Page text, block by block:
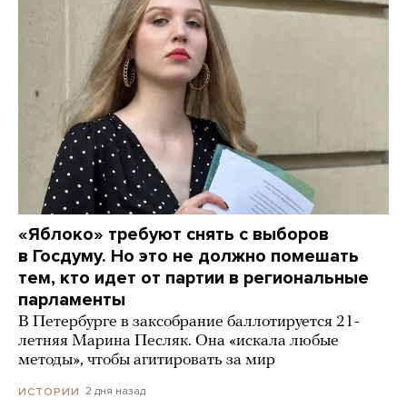
«Яблоко» требуют снять с выборов
в Госдуму. Но это не должно помешать
тем, кто идет от партии в региональные
парламенты
В Петербурге в заксобрание баллотируется 21-
летняя Марина Песляк. Она «искала любые
методы», чтобы агитировать за мир
ИСТОРИИ 2 дня назад